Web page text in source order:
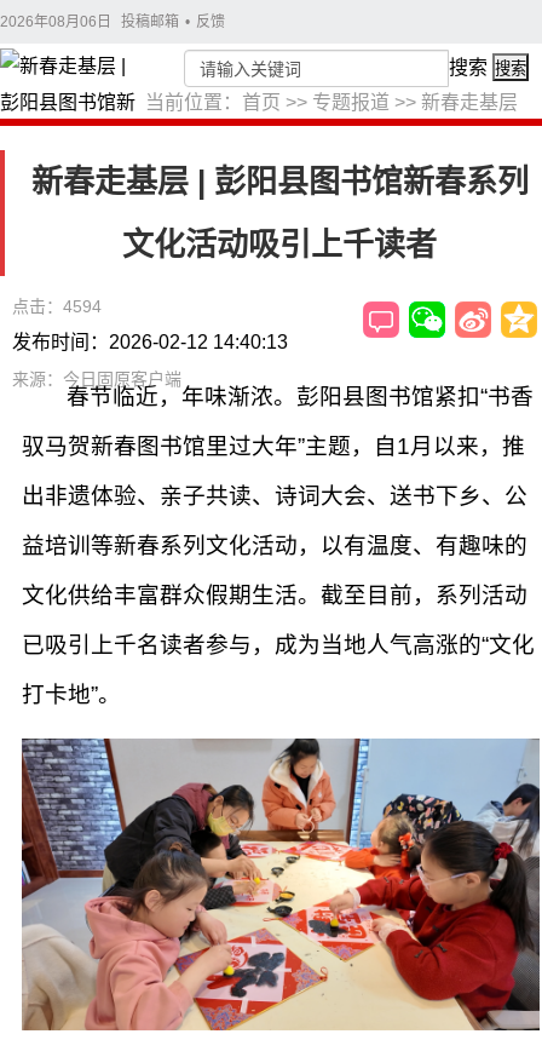
2026年08月06日 投稿邮箱 • 反馈
当前位置： 首页 >> 专题报道 >> 新春走基层
搜索 搜索
新春走基层 | 彭阳县图书馆新春系列
文化活动吸引上千读者
点击：4594
发布时间：2026-02-12 14:40:13
来源：今日固原客户端
春节临近，年味渐浓。彭阳县图书馆紧扣“书香
驭马贺新春图书馆里过大年”主题，自1月以来，推
出非遗体验、亲子共读、诗词大会、送书下乡、公
益培训等新春系列文化活动，以有温度、有趣味的
文化供给丰富群众假期生活。截至目前，系列活动
已吸引上千名读者参与，成为当地人气高涨的“文化
打卡地”。